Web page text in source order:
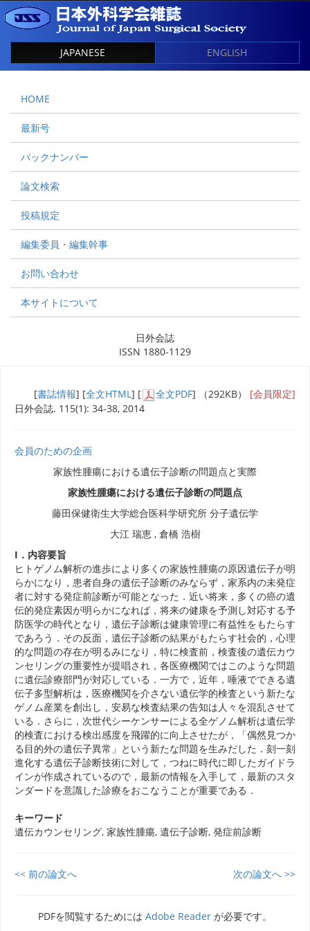
JAPANESE ENGLISH
HOME
最新号
バックナンバー
論文検索
投稿規定
編集委員・編集幹事
お問い合わせ
本サイトについて
日外会誌
ISSN 1880-1129
[書誌情報] [全文HTML] [ 全文PDF] （292KB） [会員限定]
日外会誌. 115(1): 34-38, 2014
会員のための企画
家族性腫瘍における遺伝子診断の問題点と実際
家族性腫瘍における遺伝子診断の問題点
藤田保健衛生大学総合医科学研究所 分子遺伝学
大江 瑞恵 , 倉橋 浩樹
I．内容要旨
ヒトゲノム解析の進歩により多くの家族性腫瘍の原因遺伝子が明
らかになり，患者自身の遺伝子診断のみならず，家系内の未発症
者に対する発症前診断が可能となった．近い将来，多くの癌の遺
伝的発症素因が明らかになれば，将来の健康を予測し対応する予
防医学の時代となり，遺伝子診断は健康管理に有益性をもたらす
であろう．その反面，遺伝子診断の結果がもたらす社会的，心理
的な問題の存在が明るみになり，特に検査前，検査後の遺伝カウ
ンセリングの重要性が提唱され，各医療機関ではこのような問題
に遺伝診療部門が対応している．一方で，近年，唾液でできる遺
伝子多型解析は，医療機関を介さない遺伝学的検査という新たな
ゲノム産業を創出し，安易な検査結果の告知は人々を混乱させて
いる．さらに，次世代シーケンサーによる全ゲノム解析は遺伝学
的検査における検出感度を飛躍的に向上させたが，「偶然見つか
る目的外の遺伝子異常」という新たな問題を生みだした．刻一刻
進化する遺伝子診断技術に対して，つねに時代に即したガイドラ
インが作成されているので，最新の情報を入手して，最新のスタ
ンダードを意識した診療をおこなうことが重要である．
キーワード
遺伝カウンセリング, 家族性腫瘍, 遺伝子診断, 発症前診断
<< 前の論文へ 次の論文へ >>
PDFを閲覧するためには Adobe Reader が必要です。